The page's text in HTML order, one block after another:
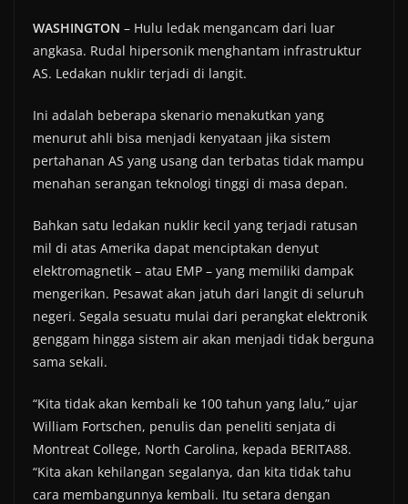
WASHINGTON – Hulu ledak mengancam dari luar
angkasa. Rudal hipersonik menghantam infrastruktur
AS. Ledakan nuklir terjadi di langit.
Ini adalah beberapa skenario menakutkan yang
menurut ahli bisa menjadi kenyataan jika sistem
pertahanan AS yang usang dan terbatas tidak mampu
menahan serangan teknologi tinggi di masa depan.
Bahkan satu ledakan nuklir kecil yang terjadi ratusan
mil di atas Amerika dapat menciptakan denyut
elektromagnetik – atau EMP – yang memiliki dampak
mengerikan. Pesawat akan jatuh dari langit di seluruh
negeri. Segala sesuatu mulai dari perangkat elektronik
genggam hingga sistem air akan menjadi tidak berguna
sama sekali.
“Kita tidak akan kembali ke 100 tahun yang lalu,” ujar
William Fortschen, penulis dan peneliti senjata di
Montreat College, North Carolina, kepada BERITA88.
“Kita akan kehilangan segalanya, dan kita tidak tahu
cara membangunnya kembali. Itu setara dengan